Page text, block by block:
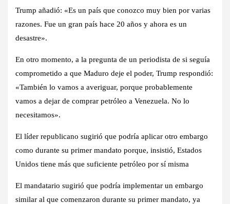
Trump añadió: «Es un país que conozco muy bien por varias
razones. Fue un gran país hace 20 años y ahora es un
desastre».
En otro momento, a la pregunta de un periodista de si seguía
comprometido a que Maduro deje el poder, Trump respondió:
«También lo vamos a averiguar, porque probablemente
vamos a dejar de comprar petróleo a Venezuela. No lo
necesitamos».
El líder republicano sugirió que podría aplicar otro embargo
como durante su primer mandato porque, insistió, Estados
Unidos tiene más que suficiente petróleo por sí misma
El mandatario sugirió que podría implementar un embargo
similar al que comenzaron durante su primer mandato, ya